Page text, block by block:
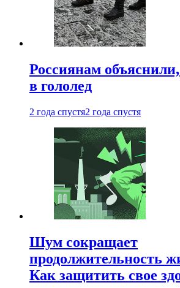
Россиянам
в гололед
2 года спустя2 года спустя
Шум сокращает
продолжительность
Как защитить свое